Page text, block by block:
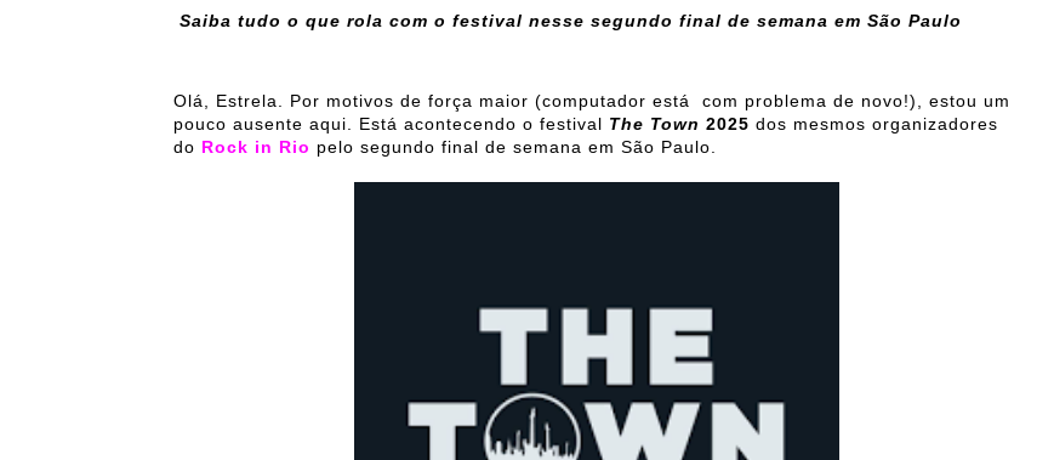
Saiba tudo o que rola com o festival nesse segundo final de semana em São Paulo
Olá, Estrela. Por motivos de força maior (computador está com problema de novo!), estou um
pouco ausente aqui. Está acontecendo o festival The Town 2025 dos mesmos organizadores
do Rock in Rio pelo segundo final de semana em São Paulo.